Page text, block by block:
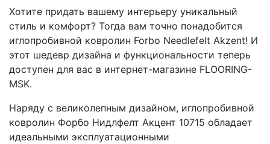
Хотите придать вашему интерьеру уникальный
стиль и комфорт? Тогда вам точно понадобится
иглопробивной ковролин Forbo Needlefelt Akzent! И
этот шедевр дизайна и функциональности теперь
доступен для вас в интернет-магазине FLOORING-
MSK.
Наряду с великолепным дизайном, иглопробивной
ковролин Форбо Нидлфелт Акцент 10715 обладает
идеальными эксплуатационными